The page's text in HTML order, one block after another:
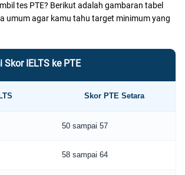
tes PTE? Berikut adalah gambaran tabel
umum agar kamu tahu target minimum yang
IELTS ke PTE
Skor PTE Setara
50 sampai 57
58 sampai 64